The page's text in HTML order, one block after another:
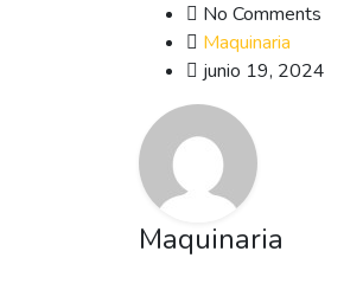
No Comments
Maquinaria
junio 19, 2024
Maquinaria